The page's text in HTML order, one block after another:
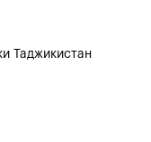
Таджикистан